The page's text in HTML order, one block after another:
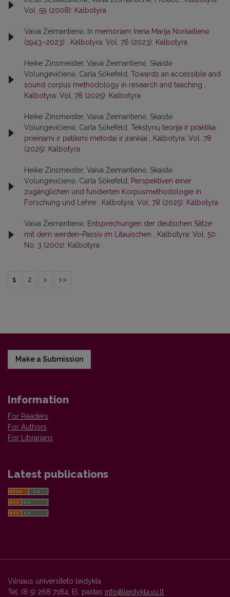
Vol. 59 (2008): Kalbotyra
Vaiva Žeimantienė,
In memoriam Irena Marija Norkaitienė
(1943–2023)
Kalbotyra: Vol. 76 (2023): Kalbotyra
Heike Zinsmeister, Vaiva Žeimantienė, Skaistė
Volungevičienė, Carla Sökefeld, Towards an accessible and
sound corpus methodology in research and teaching
Kalbotyra: Vol. 78 (2025): Kalbotyra
Heike Zinsmeister, Vaiva Žeimantienė, Skaistė
Volungevičienė, Carla Sökefeld, Tekstynų teorija ir praktika:
prieinami ir patikimi metodai ir įrankiai
Kalbotyra: Vol. 78
(2025): Kalbotyra
Heike Zinsmeister, Vaiva Žeimantienė, Skaistė
Volungevičienė, Carla Sökefeld,
Perspektiven einer
zugänglichen und fundierten Korpusmethodologie in
Forschung und Lehre
Kalbotyra: Vol. 78 (2025): Kalbotyra
Vaiva Žeimantienė, Entsprechungen der deutschen Sätze
mit dem werden-Passiv im Litauischen
Kalbotyra: Vol. 50
No. 3 (2001): Kalbotyra
1 2 > >>
Make a Submission
Information
For Readers
For Authors
For Librarians
Latest publications
Vilniaus universiteto leidykla
Tel. (8 5) 268 7184, El. paštas info@leidykla.vu.lt